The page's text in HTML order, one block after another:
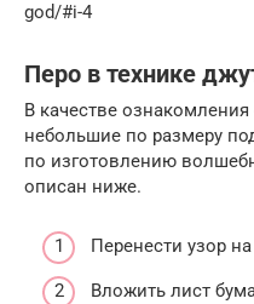
god/#i-4
Перо в технике
В качестве
небольшие по размеру
по изготовлению
описан ниже.
Перенести узор
Вложить лист